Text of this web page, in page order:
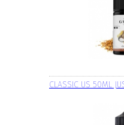
CLASSIC US 50ML